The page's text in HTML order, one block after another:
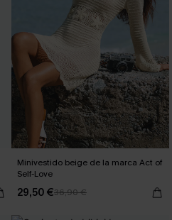
Minivestido beige de la marca Act of
Self-Love
29,50 €36,90 €